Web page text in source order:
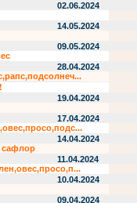
02.06.2024
14.05.2024
09.05.2024
28.04.2024
19.04.2024
17.04.2024
14.04.2024
сафлор
11.04.2024
10.04.2024
09.04.2024